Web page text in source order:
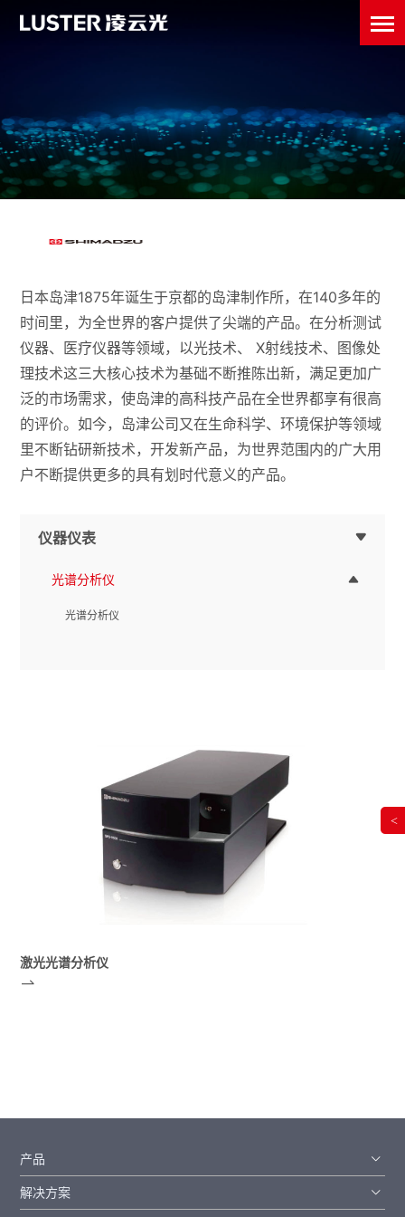
日本岛津1875年诞生于京都的岛津制作所，在140多年的
时间里，为全世界的客户提供了尖端的产品。在分析测试
仪器、医疗仪器等领域，以光技术、 X射线技术、图像处
理技术这三大核心技术为基础不断推陈出新，满足更加广
泛的市场需求，使岛津的高科技产品在全世界都享有很高
的评价。如今，岛津公司又在生命科学、环境保护等领域
里不断钻研新技术，开发新产品，为世界范围内的广大用
户不断提供更多的具有划时代意义的产品。
仪器仪表
光谱分析仪
光谱分析仪
激光光谱分析仪
产品
解决方案
<